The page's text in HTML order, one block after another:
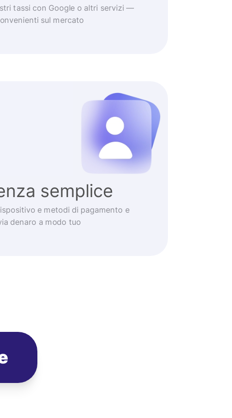
tassi con Google o altri servizi —
sul mercato
semplice
e metodi di pagamento e
denaro a modo tuo